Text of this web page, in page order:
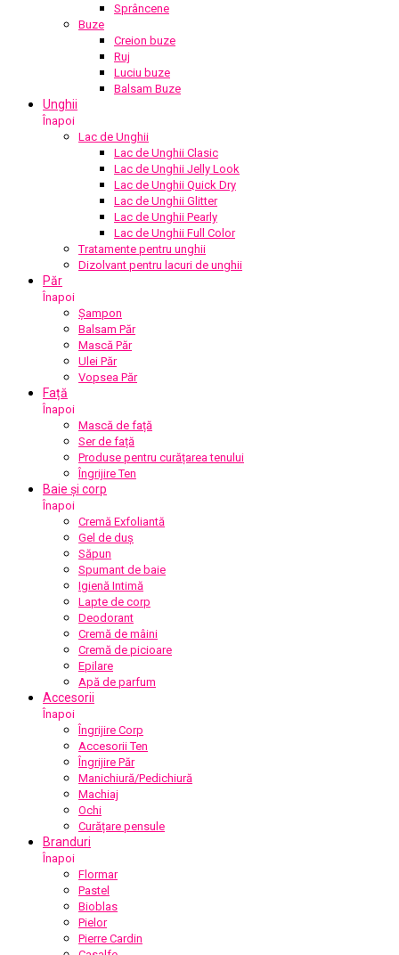
Sprâncene
Buze
Creion buze
Ruj
Luciu buze
Balsam Buze
Unghii
Înapoi
Lac de Unghii
Lac de Unghii Clasic
Lac de Unghii Jelly Look
Lac de Unghii Quick Dry
Lac de Unghii Glitter
Lac de Unghii Pearly
Lac de Unghii Full Color
Tratamente pentru unghii
Dizolvant pentru lacuri de unghii
Păr
Înapoi
Șampon
Balsam Păr
Mască Păr
Ulei Păr
Vopsea Păr
Față
Înapoi
Mască de față
Ser de față
Produse pentru curățarea tenului
Îngrijire Ten
Baie și corp
Înapoi
Cremă Exfoliantă
Gel de duș
Săpun
Spumant de baie
Igienă Intimă
Lapte de corp
Deodorant
Cremă de mâini
Cremă de picioare
Epilare
Apă de parfum
Accesorii
Înapoi
Îngrijire Corp
Accesorii Ten
Îngrijire Păr
Manichiură/Pedichiură
Machiaj
Ochi
Curățare pensule
Branduri
Înapoi
Flormar
Pastel
Bioblas
Pielor
Pierre Cardin